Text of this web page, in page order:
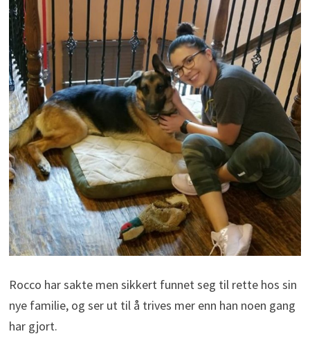
Rocco har sakte men sikkert funnet seg til rette hos sin
nye familie, og ser ut til å trives mer enn han noen gang
har gjort.